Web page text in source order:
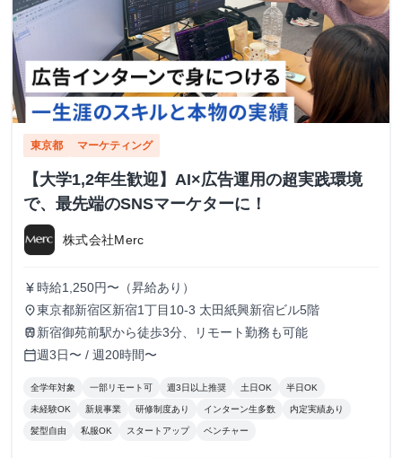
東京都 マーケティング
【大学1,2年生歓迎】AI×広告運用の超実践環境
で、最先端のSNSマーケターに！
株式会社Merc
currency_yen 時給1,250円〜（昇給あり）
place東京都新宿区新宿1丁目10-3 太田紙興新宿ビル5階
train 新宿御苑前駅から徒歩3分、リモート勤務も可能
calendar_today週3日〜 / 週20時間〜
全学年対象 一部リモート可 週3日以上推奨 土日OK 半日OK
未経験OK 新規事業 研修制度あり インターン生多数 内定実績あり
髪型自由 私服OK スタートアップ ベンチャー